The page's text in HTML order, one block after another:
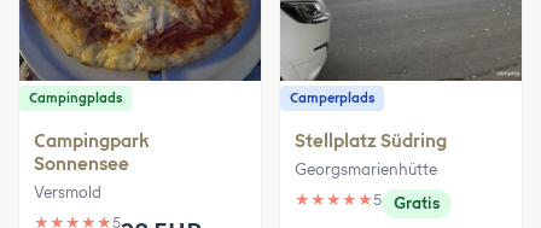
Campingplads
Campingpark
Sonnensee
Versmold
★ ★ ★ ★ ★5
Camperplads
Stellplatz Südring
Georgsmarienhütte
★ ★ ★ ★ ★5 Gratis